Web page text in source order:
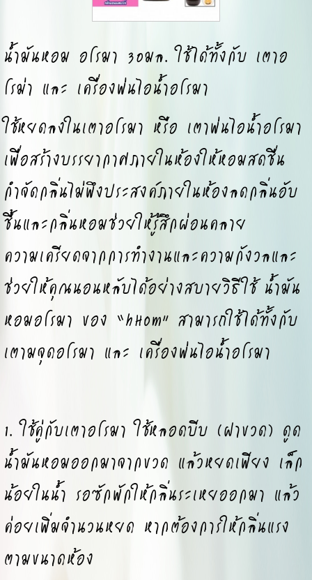
น้ำมันหอม อโรมา 30มล. ใช้ได้ทั้งกับ เตาอ
โรม่า และ เครื่องพ่นไอน้ำอโรมา
ใช้หยดลงในเตาอโรมา หรือ เตาพ่นไอน้ำอโรมา
เพื่อสร้างบรรยากาศภายในห้องให้หอมสดชื่น
กำจัดกลิ่นไม่พึงประสงค์ภายในห้องลดกลิ่นอับ
ชื้นและกลิ่นหอมช่วยให้รู้สึกผ่อนคลาย
ความเครียดจากการทำงานและความกังวลและ
ช่วยให้คุณนอนหลับได้อย่างสบายวิธีใช้ น้ำมัน
หอมอโรมา ของ “hHom” สามารถใช้ได้ทั้งกับ
เตามจุดอโรมา และ เครื่องพ่นไอน้ำอโรมา
1. ใช้คู่กับเตาอโรมา ใช้หลอดบีบ (ฝาขวด) ดูด
น้ำมันหอมออกมาจากขวด แล้วหยดเพียง เล็ก
น้อยในน้ำ รอซักพักให้กลิ่นระเหยออกมา แล้ว
ค่อยเพิ่มจำนวนหยด หากต้องการให้กลิ่นแรง
ตามขนาดห้อง